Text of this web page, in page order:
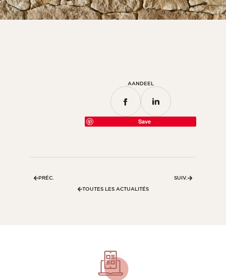
Kamer
ALLE BUITENRUIMTES
AANDEEL
Save
TOUTES LES ACTUALITÉS
PRÉC. SUIV.